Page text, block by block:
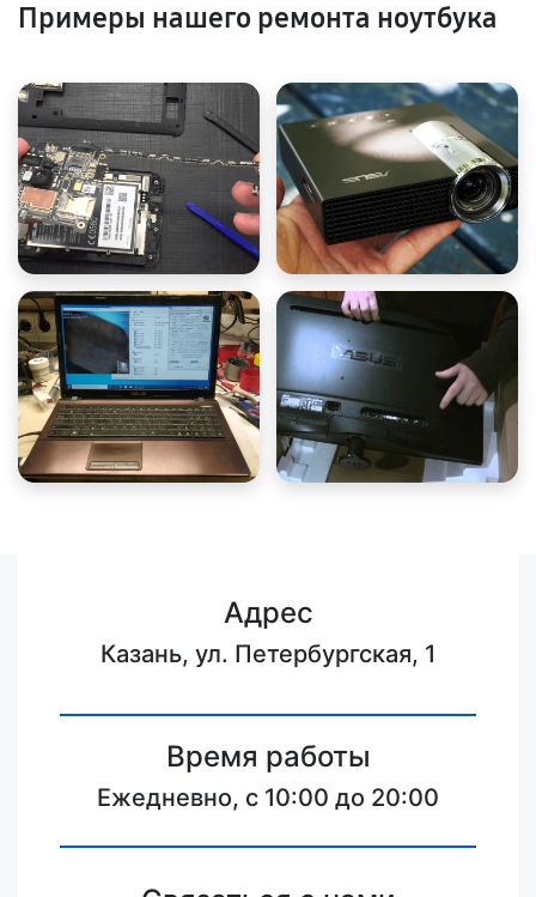
Примеры нашего ремонта ноутбука
Адрес
Казань, ул. Петербургская, 1
Время работы
Ежедневно, с 10:00 до 20:00